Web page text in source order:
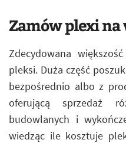
Zamów plexi
Zdecydowana
pleksi. Duża część
bezpośrednio albo z
oferującą sprzedaż
budowlanych i
wiedząc ile kosztuje